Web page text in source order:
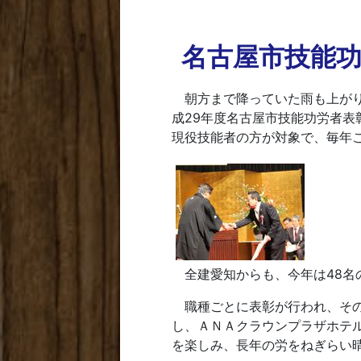
名古屋市技能
朝方まで降っていた雨も上が
成29年度名古屋市技能功労者
現役技能者の方が対象で、毎年
全建愛知からも、今年は48名
職種ごとに表彰が行われ、そ
し、ＡＮＡクラウンプラザホテ
を楽しみ、長年の労をねぎらい